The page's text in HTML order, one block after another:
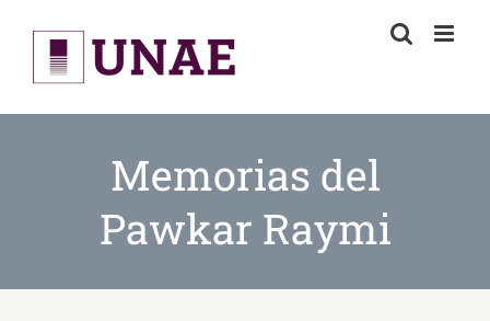
content
Memorias del
Pawkar Raymi